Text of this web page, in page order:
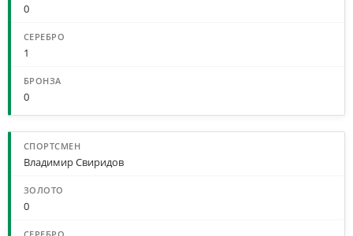
0
1
0
Владимир Свиридов
0